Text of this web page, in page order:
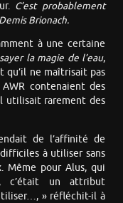
C’est probablement
Brionach.
à une certaine
la magie de l’eau,
qu’il ne maîtrisait pas
contenaient des
utilisait rarement des
de l’affinité de
à utiliser sans
Même pour Alus, qui
c’était un attribut
» réfléchit-il à